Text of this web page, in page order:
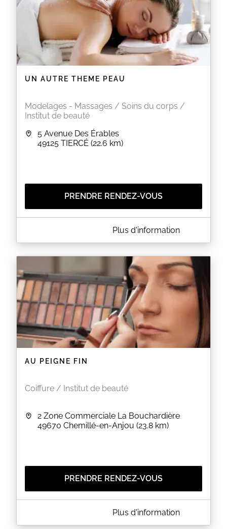
UN AUTRE THEME PEAU
Modelages - Massages / Soins du corps /
Institut de beauté
5 Avenue Des Érables
49125 TIERCÉ (22.6 km)
PRENDRE RENDEZ-VOUS
A PROPOS DE UN AUTRE THEME PEAU
Retrouvez toutes les informations sur
EN SAVOIR PLUS
Plus d'information
AU PEIGNE FIN
Coiffure / Institut de beauté
2 Zone Commerciale La Bouchardière
49670 Chemillé-en-Anjou (23.8 km)
PRENDRE RENDEZ-VOUS
A PROPOS DE AU PEIGNE FIN
COIFFURE
Plus d'information